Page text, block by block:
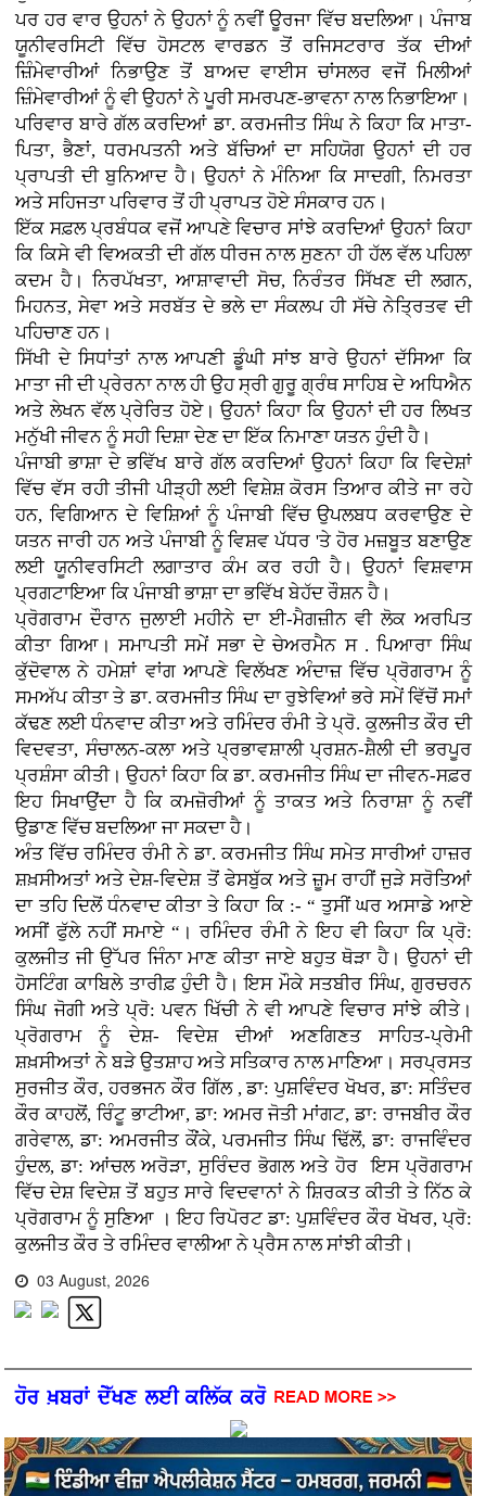
ਪਰ ਹਰ ਵਾਰ ਉਹਨਾਂ ਨੇ ਉਹਨਾਂ ਨੂੰ ਨਵੀਂ ਊਰਜਾ ਵਿੱਚ ਬਦਲਿਆ। ਪੰਜਾਬ
ਯੂਨੀਵਰਸਿਟੀ ਵਿੱਚ ਹੋਸਟਲ ਵਾਰਡਨ ਤੋਂ ਰਜਿਸਟਰਾਰ ਤੱਕ ਦੀਆਂ
ਜ਼ਿੰਮੇਵਾਰੀਆਂ ਨਿਭਾਉਣ ਤੋਂ ਬਾਅਦ ਵਾਈਸ ਚਾਂਸਲਰ ਵਜੋਂ ਮਿਲੀਆਂ
ਜ਼ਿੰਮੇਵਾਰੀਆਂ ਨੂੰ ਵੀ ਉਹਨਾਂ ਨੇ ਪੂਰੀ ਸਮਰਪਣ-ਭਾਵਨਾ ਨਾਲ ਨਿਭਾਇਆ।
ਪਰਿਵਾਰ ਬਾਰੇ ਗੱਲ ਕਰਦਿਆਂ ਡਾ. ਕਰਮਜੀਤ ਸਿੰਘ ਨੇ ਕਿਹਾ ਕਿ ਮਾਤਾ-
ਪਿਤਾ, ਭੈਣਾਂ, ਧਰਮਪਤਨੀ ਅਤੇ ਬੱਚਿਆਂ ਦਾ ਸਹਿਯੋਗ ਉਹਨਾਂ ਦੀ ਹਰ
ਪ੍ਰਾਪਤੀ ਦੀ ਬੁਨਿਆਦ ਹੈ। ਉਹਨਾਂ ਨੇ ਮੰਨਿਆ ਕਿ ਸਾਦਗੀ, ਨਿਮਰਤਾ
ਅਤੇ ਸਹਿਜਤਾ ਪਰਿਵਾਰ ਤੋਂ ਹੀ ਪ੍ਰਾਪਤ ਹੋਏ ਸੰਸਕਾਰ ਹਨ।
ਇੱਕ ਸਫ਼ਲ ਪ੍ਰਬੰਧਕ ਵਜੋਂ ਆਪਣੇ ਵਿਚਾਰ ਸਾਂਝੇ ਕਰਦਿਆਂ ਉਹਨਾਂ ਕਿਹਾ
ਕਿ ਕਿਸੇ ਵੀ ਵਿਅਕਤੀ ਦੀ ਗੱਲ ਧੀਰਜ ਨਾਲ ਸੁਣਨਾ ਹੀ ਹੱਲ ਵੱਲ ਪਹਿਲਾ
ਕਦਮ ਹੈ। ਨਿਰਪੱਖਤਾ, ਆਸ਼ਾਵਾਦੀ ਸੋਚ, ਨਿਰੰਤਰ ਸਿੱਖਣ ਦੀ ਲਗਨ,
ਮਿਹਨਤ, ਸੇਵਾ ਅਤੇ ਸਰਬੱਤ ਦੇ ਭਲੇ ਦਾ ਸੰਕਲਪ ਹੀ ਸੱਚੇ ਨੇਤ੍ਰਿਤਵ ਦੀ
ਪਹਿਚਾਣ ਹਨ।
ਸਿੱਖੀ ਦੇ ਸਿਧਾਂਤਾਂ ਨਾਲ ਆਪਣੀ ਡੂੰਘੀ ਸਾਂਝ ਬਾਰੇ ਉਹਨਾਂ ਦੱਸਿਆ ਕਿ
ਮਾਤਾ ਜੀ ਦੀ ਪ੍ਰੇਰਨਾ ਨਾਲ ਹੀ ਉਹ ਸ੍ਰੀ ਗੁਰੂ ਗ੍ਰੰਥ ਸਾਹਿਬ ਦੇ ਅਧਿਐਨ
ਅਤੇ ਲੇਖਨ ਵੱਲ ਪ੍ਰੇਰਿਤ ਹੋਏ। ਉਹਨਾਂ ਕਿਹਾ ਕਿ ਉਹਨਾਂ ਦੀ ਹਰ ਲਿਖਤ
ਮਨੁੱਖੀ ਜੀਵਨ ਨੂੰ ਸਹੀ ਦਿਸ਼ਾ ਦੇਣ ਦਾ ਇੱਕ ਨਿਮਾਣਾ ਯਤਨ ਹੁੰਦੀ ਹੈ।
ਪੰਜਾਬੀ ਭਾਸ਼ਾ ਦੇ ਭਵਿੱਖ ਬਾਰੇ ਗੱਲ ਕਰਦਿਆਂ ਉਹਨਾਂ ਕਿਹਾ ਕਿ ਵਿਦੇਸ਼ਾਂ
ਵਿੱਚ ਵੱਸ ਰਹੀ ਤੀਜੀ ਪੀੜ੍ਹੀ ਲਈ ਵਿਸ਼ੇਸ਼ ਕੋਰਸ ਤਿਆਰ ਕੀਤੇ ਜਾ ਰਹੇ
ਹਨ, ਵਿਗਿਆਨ ਦੇ ਵਿਸ਼ਿਆਂ ਨੂੰ ਪੰਜਾਬੀ ਵਿੱਚ ਉਪਲਬਧ ਕਰਵਾਉਣ ਦੇ
ਯਤਨ ਜਾਰੀ ਹਨ ਅਤੇ ਪੰਜਾਬੀ ਨੂੰ ਵਿਸ਼ਵ ਪੱਧਰ 'ਤੇ ਹੋਰ ਮਜ਼ਬੂਤ ਬਣਾਉਣ
ਲਈ ਯੂਨੀਵਰਸਿਟੀ ਲਗਾਤਾਰ ਕੰਮ ਕਰ ਰਹੀ ਹੈ। ਉਹਨਾਂ ਵਿਸ਼ਵਾਸ
ਪ੍ਰਗਟਾਇਆ ਕਿ ਪੰਜਾਬੀ ਭਾਸ਼ਾ ਦਾ ਭਵਿੱਖ ਬੇਹੱਦ ਰੌਸ਼ਨ ਹੈ।
ਪ੍ਰੋਗਰਾਮ ਦੌਰਾਨ ਜੁਲਾਈ ਮਹੀਨੇ ਦਾ ਈ-ਮੈਗਜ਼ੀਨ ਵੀ ਲੋਕ ਅਰਪਿਤ
ਕੀਤਾ ਗਿਆ। ਸਮਾਪਤੀ ਸਮੇਂ ਸਭਾ ਦੇ ਚੇਅਰਮੈਨ ਸ . ਪਿਆਰਾ ਸਿੰਘ
ਕੁੱਦੋਵਾਲ ਨੇ ਹਮੇਸ਼ਾਂ ਵਾਂਗ ਆਪਣੇ ਵਿਲੱਖਣ ਅੰਦਾਜ਼ ਵਿੱਚ ਪ੍ਰੋਗਰਾਮ ਨੂੰ
ਸਮਅੱਪ ਕੀਤਾ ਤੇ ਡਾ. ਕਰਮਜੀਤ ਸਿੰਘ ਦਾ ਰੁਝੇਵਿਆਂ ਭਰੇ ਸਮੇਂ ਵਿੱਚੋਂ ਸਮਾਂ
ਕੱਢਣ ਲਈ ਧੰਨਵਾਦ ਕੀਤਾ ਅਤੇ ਰਮਿੰਦਰ ਰੰਮੀ ਤੇ ਪ੍ਰੋ. ਕੁਲਜੀਤ ਕੌਰ ਦੀ
ਵਿਦਵਤਾ, ਸੰਚਾਲਨ-ਕਲਾ ਅਤੇ ਪ੍ਰਭਾਵਸ਼ਾਲੀ ਪ੍ਰਸ਼ਨ-ਸ਼ੈਲੀ ਦੀ ਭਰਪੂਰ
ਪ੍ਰਸ਼ੰਸਾ ਕੀਤੀ। ਉਹਨਾਂ ਕਿਹਾ ਕਿ ਡਾ. ਕਰਮਜੀਤ ਸਿੰਘ ਦਾ ਜੀਵਨ-ਸਫ਼ਰ
ਇਹ ਸਿਖਾਉਂਦਾ ਹੈ ਕਿ ਕਮਜ਼ੋਰੀਆਂ ਨੂੰ ਤਾਕਤ ਅਤੇ ਨਿਰਾਸ਼ਾ ਨੂੰ ਨਵੀਂ
ਉਡਾਣ ਵਿੱਚ ਬਦਲਿਆ ਜਾ ਸਕਦਾ ਹੈ।
ਅੰਤ ਵਿੱਚ ਰਮਿੰਦਰ ਰੰਮੀ ਨੇ ਡਾ. ਕਰਮਜੀਤ ਸਿੰਘ ਸਮੇਤ ਸਾਰੀਆਂ ਹਾਜ਼ਰ
ਸ਼ਖ਼ਸੀਅਤਾਂ ਅਤੇ ਦੇਸ਼-ਵਿਦੇਸ਼ ਤੋਂ ਫੇਸਬੁੱਕ ਅਤੇ ਜ਼ੂਮ ਰਾਹੀਂ ਜੁੜੇ ਸਰੋਤਿਆਂ
ਦਾ ਤਹਿ ਦਿਲੋਂ ਧੰਨਵਾਦ ਕੀਤਾ ਤੇ ਕਿਹਾ ਕਿ :- “ ਤੁਸੀਂ ਘਰ ਅਸਾਡੇ ਆਏ
ਅਸੀਂ ਫੁੱਲੇ ਨਹੀਂ ਸਮਾਏ “। ਰਮਿੰਦਰ ਰੰਮੀ ਨੇ ਇਹ ਵੀ ਕਿਹਾ ਕਿ ਪ੍ਰੋ:
ਕੁਲਜੀਤ ਜੀ ਉੱਪਰ ਜਿੰਨਾ ਮਾਣ ਕੀਤਾ ਜਾਏ ਬਹੁਤ ਥੋੜਾ ਹੈ। ਉਹਨਾਂ ਦੀ
ਹੋਸਟਿੰਗ ਕਾਬਿਲੇ ਤਾਰੀਫ਼ ਹੁੰਦੀ ਹੈ। ਇਸ ਮੌਕੇ ਸਤਬੀਰ ਸਿੰਘ, ਗੁਰਚਰਨ
ਸਿੰਘ ਜੋਗੀ ਅਤੇ ਪ੍ਰੋ: ਪਵਨ ਖਿੱਚੀ ਨੇ ਵੀ ਆਪਣੇ ਵਿਚਾਰ ਸਾਂਝੇ ਕੀਤੇ।
ਪ੍ਰੋਗਰਾਮ ਨੂੰ ਦੇਸ਼- ਵਿਦੇਸ਼ ਦੀਆਂ ਅਣਗਿਣਤ ਸਾਹਿਤ-ਪ੍ਰੇਮੀ
ਸ਼ਖ਼ਸੀਅਤਾਂ ਨੇ ਬੜੇ ਉਤਸ਼ਾਹ ਅਤੇ ਸਤਿਕਾਰ ਨਾਲ ਮਾਣਿਆ। ਸਰਪ੍ਰਸਤ
ਸੁਰਜੀਤ ਕੌਰ, ਹਰਭਜਨ ਕੌਰ ਗਿੱਲ , ਡਾ: ਪੁਸ਼ਵਿੰਦਰ ਖੋਖਰ, ਡਾ: ਸਤਿੰਦਰ
ਕੌਰ ਕਾਹਲੋਂ, ਰਿੰਟੂ ਭਾਟੀਆ, ਡਾ: ਅਮਰ ਜੋਤੀ ਮਾਂਗਟ, ਡਾ: ਰਾਜਬੀਰ ਕੌਰ
ਗਰੇਵਾਲ, ਡਾ: ਅਮਰਜੀਤ ਕੌਂਕੇ, ਪਰਮਜੀਤ ਸਿੰਘ ਢਿੱਲੋਂ, ਡਾ: ਰਾਜਵਿੰਦਰ
ਹੁੰਦਲ, ਡਾ: ਆਂਚਲ ਅਰੋੜਾ, ਸੁਰਿੰਦਰ ਭੋਗਲ ਅਤੇ ਹੋਰ ਇਸ ਪ੍ਰੋਗਰਾਮ
ਵਿੱਚ ਦੇਸ਼ ਵਿਦੇਸ਼ ਤੋਂ ਬਹੁਤ ਸਾਰੇ ਵਿਦਵਾਨਾਂ ਨੇ ਸ਼ਿਰਕਤ ਕੀਤੀ ਤੇ ਨਿੱਠ ਕੇ
ਪ੍ਰੋਗਰਾਮ ਨੂੰ ਸੁਣਿਆ । ਇਹ ਰਿਪੋਰਟ ਡਾ: ਪੁਸ਼ਵਿੰਦਰ ਕੌਰ ਖੋਖਰ, ਪ੍ਰੋ:
ਕੁਲਜੀਤ ਕੌਰ ਤੇ ਰਮਿੰਦਰ ਵਾਲੀਆ ਨੇ ਪ੍ਰੈਸ ਨਾਲ ਸਾਂਝੀ ਕੀਤੀ।
03 August, 2026